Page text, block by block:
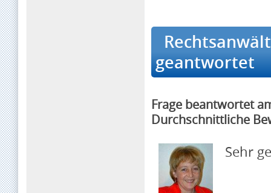
geantwortet
Frage beantwortet
Durchschnittliche
Sehr